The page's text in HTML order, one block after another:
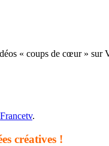
« coups de cœur » sur
Francetv.
créatives !